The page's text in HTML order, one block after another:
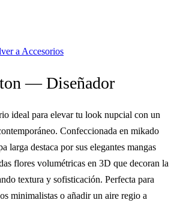
a Accesorios
— Diseñador
ideal para elevar tu look nupcial con un
Confeccionada en mikado
larga destaca por sus elegantes mangas
flores volumétricas en 3D que decoran la
textura y sofisticación. Perfecta para
minimalistas o añadir un aire regio a